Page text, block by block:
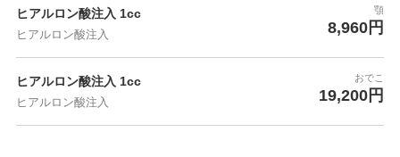
ヒアルロン酸注入 1cc
ヒアルロン酸注入
顎
8,960円
ヒアルロン酸注入 1cc
ヒアルロン酸注入
おでこ
19,200円